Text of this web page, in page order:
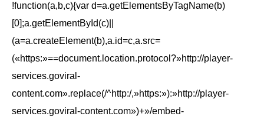
!function(a,b,c){var d=a.getElementsByTagName(b)
[0];a.getElementById(c)||
(a=a.createElement(b),a.id=c,a.src=
(«https:»==document.location.protocol?»http://player-
services.goviral-
content.com».replace(/^http:/,»https:»):»http://player-
services.goviral-content.com»)+»/embed-